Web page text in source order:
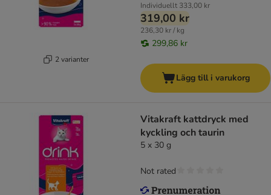
2 varianter
Individuellt 333,00 kr
319,00 kr
236,30 kr / kg
299,86 kr
Lägg till i varukorg
Vitakraft kattdryck med
kyckling och taurin
5 x 30 g
Not rated